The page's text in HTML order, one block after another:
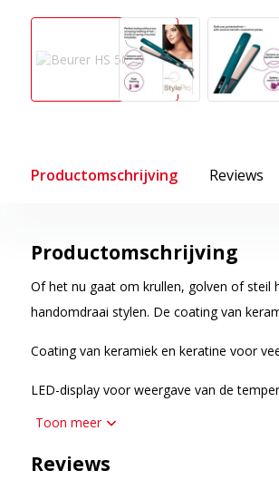
Productomschrijving Reviews
Productomschrijving
Of het nu gaat om krullen, golven of steil
handomdraai stylen. De coating van
Coating van keramiek en keratine voor
LED-display voor weergave van de
Temperatuurregeling met meerdere
Toon meer
Reviews